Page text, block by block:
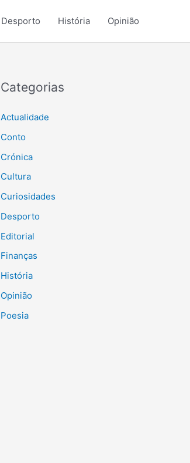
Desporto História Opinião
Categorias
Actualidade
Conto
Crónica
Cultura
Curiosidades
Desporto
Editorial
Finanças
História
Opinião
Poesia